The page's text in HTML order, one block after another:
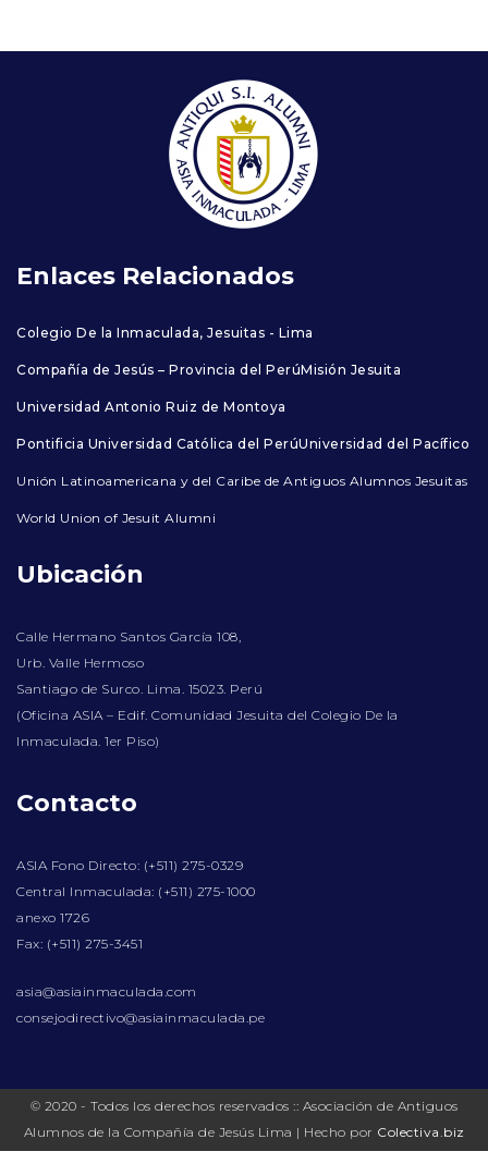
Enlaces Relacionados
Colegio De la Inmaculada, Jesuitas - Lima
Compañía de Jesús – Provincia del PerúMisión Jesuita
Universidad Antonio Ruiz de Montoya
Pontificia Universidad Católica del PerúUniversidad del Pacífico
Unión Latinoamericana y del Caribe de Antiguos Alumnos Jesuitas
World Union of Jesuit Alumni
Ubicación
Calle Hermano Santos García 108,
Urb. Valle Hermoso
Santiago de Surco. Lima. 15023. Perú
(Oficina ASIA – Edif. Comunidad Jesuita del Colegio De la
Inmaculada. 1er Piso)
Contacto
ASIA Fono Directo: (+511) 275-0329
Central Inmaculada: (+511) 275-1000
anexo 1726
Fax: (+511) 275-3451
asia@asiainmaculada.com
consejodirectivo@asiainmaculada.pe
© 2020 - Todos los derechos reservados :: Asociación de Antiguos
Alumnos de la Compañía de Jesús Lima | Hecho por Colectiva.biz